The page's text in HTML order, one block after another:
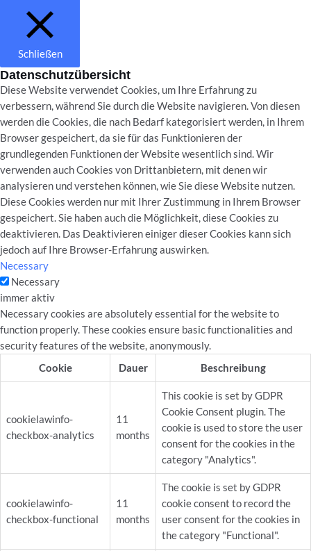
Schließen
Datenschutzübersicht
Diese Website verwendet Cookies, um Ihre Erfahrung zu
verbessern, während Sie durch die Website navigieren. Von diesen
werden die Cookies, die nach Bedarf kategorisiert werden, in Ihrem
Browser gespeichert, da sie für das Funktionieren der
grundlegenden Funktionen der Website wesentlich sind. Wir
verwenden auch Cookies von Drittanbietern, mit denen wir
analysieren und verstehen können, wie Sie diese Website nutzen.
Diese Cookies werden nur mit Ihrer Zustimmung in Ihrem Browser
gespeichert. Sie haben auch die Möglichkeit, diese Cookies zu
deaktivieren. Das Deaktivieren einiger dieser Cookies kann sich
jedoch auf Ihre Browser-Erfahrung auswirken.
Necessary
Necessary
immer aktiv
Necessary cookies are absolutely essential for the website to
function properly. These cookies ensure basic functionalities and
security features of the website, anonymously.
Cookie
Dauer Beschreibung
cookielawinfo-
checkbox-analytics
11
months
This cookie is set by GDPR
Cookie Consent plugin. The
cookie is used to store the user
consent for the cookies in the
category "Analytics".
cookielawinfo-
checkbox-functional
11
months
The cookie is set by GDPR
cookie consent to record the
user consent for the cookies in
the category "Functional".